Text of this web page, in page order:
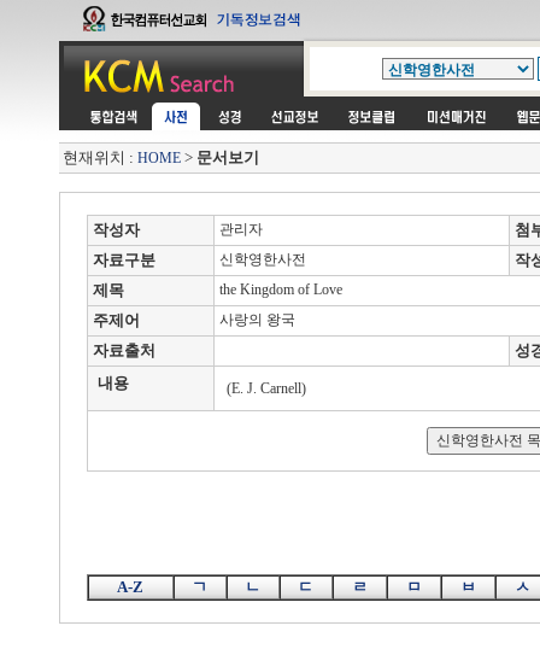
현재위치 : HOME > 문서보기
작성자 관리자
첨
자료구분
신학영한사전
작
제목
the Kingdom of Love
주제어 사랑의 왕국
자료출처
성
내용
(E. J. Carnell)
A-Z ㄱ ㄴ ㄷ ㄹ ㅁ ㅂ ㅅ